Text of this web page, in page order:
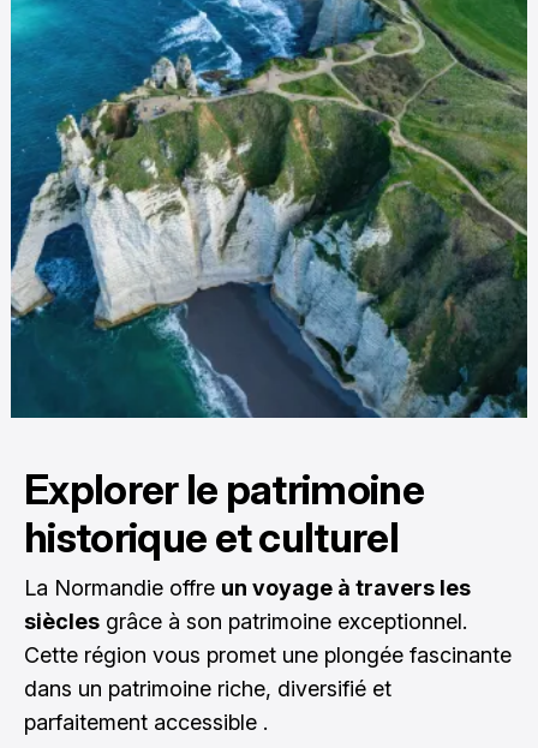
Explorer le patrimoine
historique et culturel
La Normandie offre un voyage à travers les
siècles grâce à son patrimoine exceptionnel.
Cette région vous promet une plongée fascinante
dans un patrimoine riche, diversifié et
parfaitement accessible .